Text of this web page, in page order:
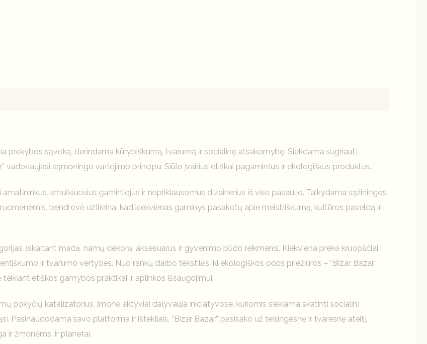
prekybos sąvoką, derindama kūrybiškumą, tvarumą ir socialinę atsakomybę. Siekdama sugriauti
vadovaujasi sąmoningo vartojimo principu. Siūlo įvairius etiškai pagamintus ir ekologiškus produktus.
smulkiuosius gamintojus ir nepriklausomus dizainerius iš viso pasaulio. Taikydama sąžiningos
bendrovė užtikrina, kad kiekvienas gaminys pasakotų apie meistriškumą, kultūros paveldą ir
Įskaitant madą, namų dekorą, aksesuarus ir gyvenimo būdo reikmenis. Kiekviena prekė kruopščiai
ir tvarumo vertybes. Nuo rankų darbo tekstilės iki ekologiškos odos priežiūros – “Bizar Bazar”
etiškos gamybos praktikai ir aplinkos išsaugojimui.
pokyčių katalizatorius. Įmonė aktyviai dalyvauja iniciatyvose, kuriomis siekiama skatinti socialinį
Pasinaudodama savo platforma ir ištekliais, “Bizar Bazar” pasisako už teisingesnę ir tvaresnę ateitį,
ir žmonėms, ir planetai.